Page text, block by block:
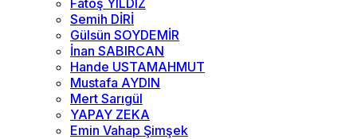
Fatoş YILDIZ
Semih DİRİ
Gülsün SOYDEMİR
İnan SABIRCAN
Hande USTAMAHMUT
Mustafa AYDIN
Mert Sarıgül
YAPAY ZEKA
Emin Vahap Şimşek